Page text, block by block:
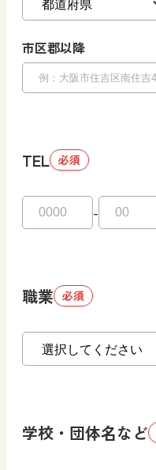
市区郡以降
TEL 必須
-
職業 必須
学校・団体名など